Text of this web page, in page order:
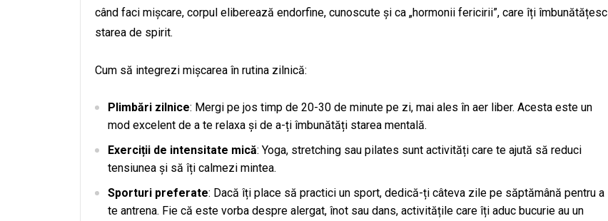
când faci mișcare, corpul eliberează endorfine, cunoscute și ca „hormonii fericirii”, care îți îmbunătățesc
starea de spirit.
Cum să integrezi mișcarea în rutina zilnică:
Plimbări zilnice: Mergi pe jos timp de 20-30 de minute pe zi, mai ales în aer liber. Acesta este un
mod excelent de a te relaxa și de a-ți îmbunătăți starea mentală.
Exerciții de intensitate mică: Yoga, stretching sau pilates sunt activități care te ajută să reduci
tensiunea și să îți calmezi mintea.
Sporturi preferate: Dacă îți place să practici un sport, dedică-ți câteva zile pe săptămână pentru a
te antrena. Fie că este vorba despre alergat, înot sau dans, activitățile care îți aduc bucurie au un